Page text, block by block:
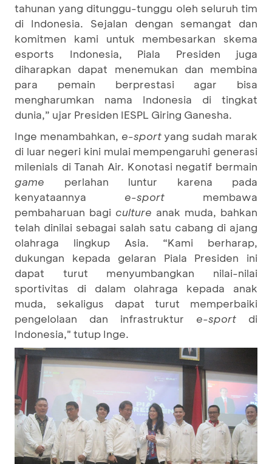
tahunan yang ditunggu-tunggu oleh seluruh tim
di Indonesia. Sejalan dengan semangat dan
komitmen kami untuk membesarkan skema
esports Indonesia, Piala Presiden juga
diharapkan dapat menemukan dan membina
para pemain berprestasi agar bisa
mengharumkan nama Indonesia di tingkat
dunia,” ujar Presiden IESPL Giring Ganesha.
Inge menambahkan, e-sport yang sudah marak
di luar negeri kini mulai mempengaruhi generasi
milenials di Tanah Air. Konotasi negatif bermain
game perlahan luntur karena pada
kenyataannya e-sport membawa
pembaharuan bagi culture anak muda, bahkan
telah dinilai sebagai salah satu cabang di ajang
olahraga lingkup Asia. “Kami berharap,
dukungan kepada gelaran Piala Presiden ini
dapat turut menyumbangkan nilai-nilai
sportivitas di dalam olahraga kepada anak
muda, sekaligus dapat turut memperbaiki
pengelolaan dan infrastruktur e-sport di
Indonesia," tutup Inge.